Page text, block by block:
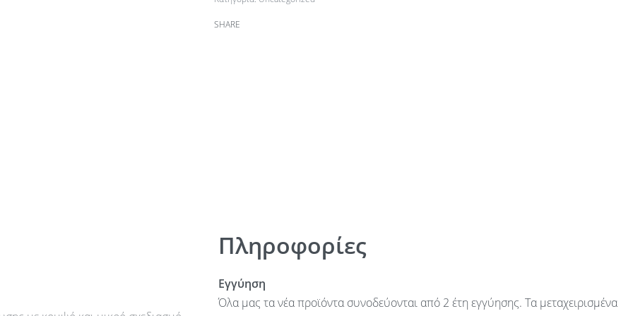
SHARE
Πληροφορίες
Εγγύηση
Όλα μας τα νέα προϊόντα συνοδεύονται από 2 έτη εγγύησης. Τα μεταχειρισμένα